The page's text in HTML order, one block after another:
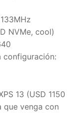
NVMe, cool)
configuración:
13 (USD 1150
que venga con